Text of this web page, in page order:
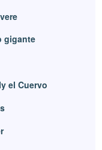
gigante
el Cuervo